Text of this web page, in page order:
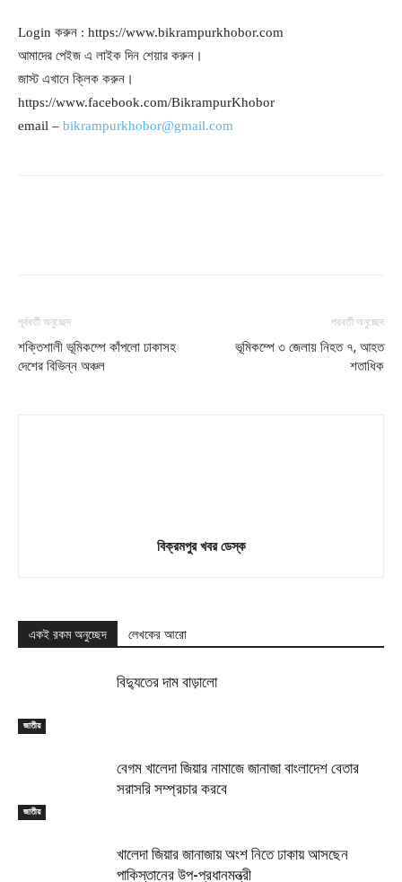
Login করুন : https://www.bikrampurkhobor.com
আমাদের পেইজ এ লাইক দিন শেয়ার করুন।
জাস্ট এখানে ক্লিক করুন।
https://www.facebook.com/BikrampurKhobor
email – bikrampurkhobor@gmail.com
পূর্ববর্তী অনুচ্ছেদ
শক্তিশালী ভূমিকম্পে কাঁপলো ঢাকাসহ
দেশের বিভিন্ন অঞ্চল
পরবর্তী অনুচ্ছেদ
ভূমিকম্পে ৩ জেলায় নিহত ৭, আহত
শতাধিক
বিক্রমপুর খবর ডেস্ক
একই রকম অনুচ্ছেদ লেখকের আরো
জাতীয়
বিদ্যুতের দাম বাড়ালো
জাতীয়
বেগম খালেদা জিয়ার নামাজে জানাজা বাংলাদেশ বেতার
সরাসরি সম্প্রচার করবে
খালেদা জিয়ার জানাজায় অংশ নিতে ঢাকায় আসছেন
পাকিস্তানের উপ-প্রধানমন্ত্রী